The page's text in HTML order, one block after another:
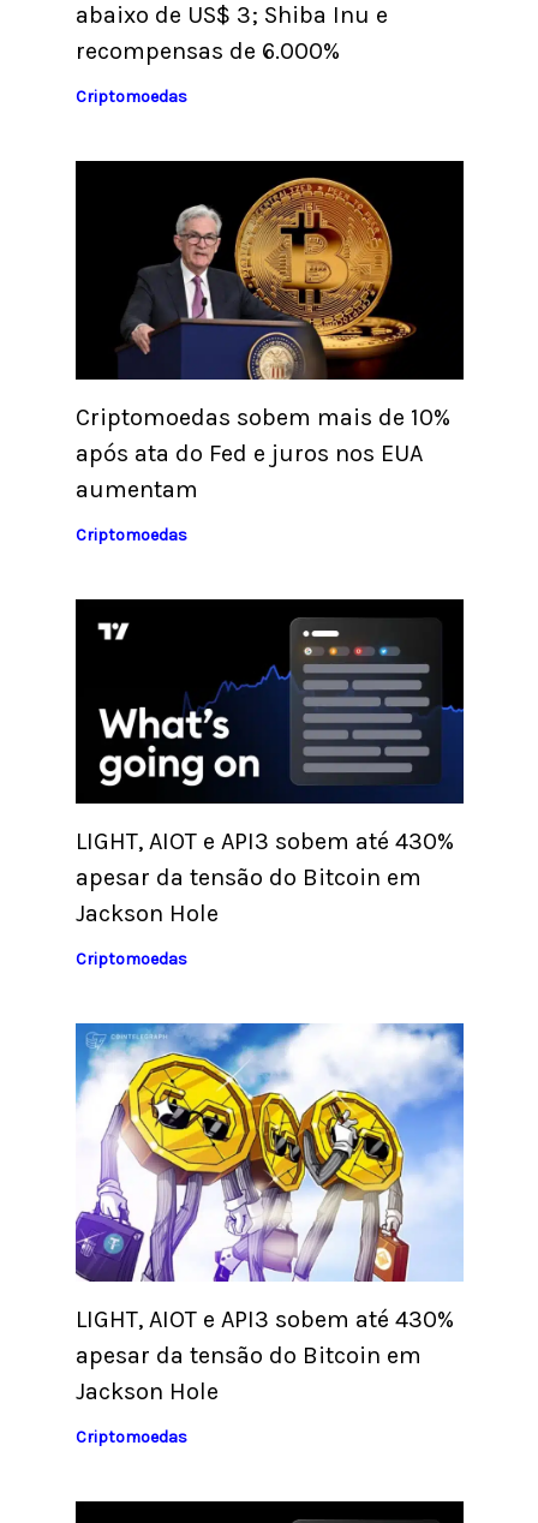
abaixo de US$ 3; Shiba Inu e
recompensas de 6.000%
Criptomoedas
Criptomoedas sobem mais de 10%
após ata do Fed e juros nos EUA
aumentam
Criptomoedas
LIGHT, AIOT e API3 sobem até 430%
apesar da tensão do Bitcoin em
Jackson Hole
Criptomoedas
LIGHT, AIOT e API3 sobem até 430%
apesar da tensão do Bitcoin em
Jackson Hole
Criptomoedas